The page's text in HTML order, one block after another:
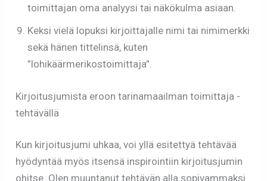
toimittajan oma analyysi tai näkökulma asiaan.
Keksi vielä lopuksi kirjoittajalle nimi tai nimimerkki
sekä hänen tittelinsä, kuten
”lohikäärmerikostoimittaja”.
Kirjoitusjumista eroon tarinamaailman toimittaja -
tehtävällä
Kun kirjoitusjumi uhkaa, voi yllä esitettyä tehtävää
hyödyntää myös itsensä inspirointiin kirjoitusjumin
ohitse. Olen muuntanut tehtävän alla sopivammaksi